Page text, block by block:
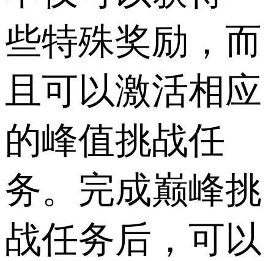
些特殊奖励，而
且可以激活相应
的峰值挑战任
务。完成巅峰挑
战任务后，可以